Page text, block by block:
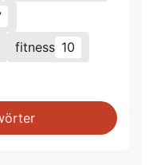
fitness 10